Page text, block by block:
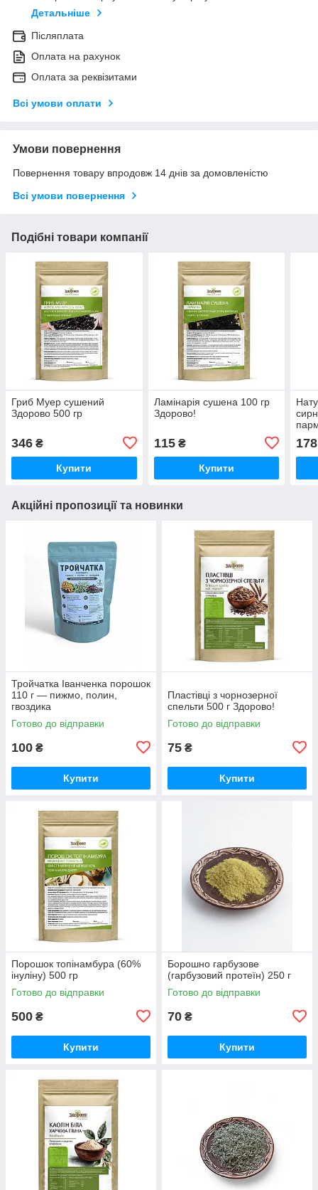
Детальніше
Післяплата
Оплата на рахунок
Оплата за реквізитами
Всі умови оплати
Умови повернення
Повернення товару впродовж 14 днів за домовленістю
Всі умови повернення
Подібні товари компанії
Гриб Муер сушений
Здорово 500 гр
346 ₴
Купити
Ламінарія сушена 100 гр
Здорово!
115₴
Купити
178
Акційні пропозиції та новинки
Тройчатка Іванченка порошок
110 г — пижмо, полин,
гвоздика
Готово до відправки
100 ₴
Купити
Пластівці з чорнозерної
спельти 500 г Здорово!
Готово до відправки
75 ₴
Купити
Порошок топінамбура (60%
інуліну) 500 гр
Готово до відправки
500 ₴
Купити
Борошно гарбузове
(гарбузовий протеїн) 250 г
Готово до відправки
70 ₴
Купити